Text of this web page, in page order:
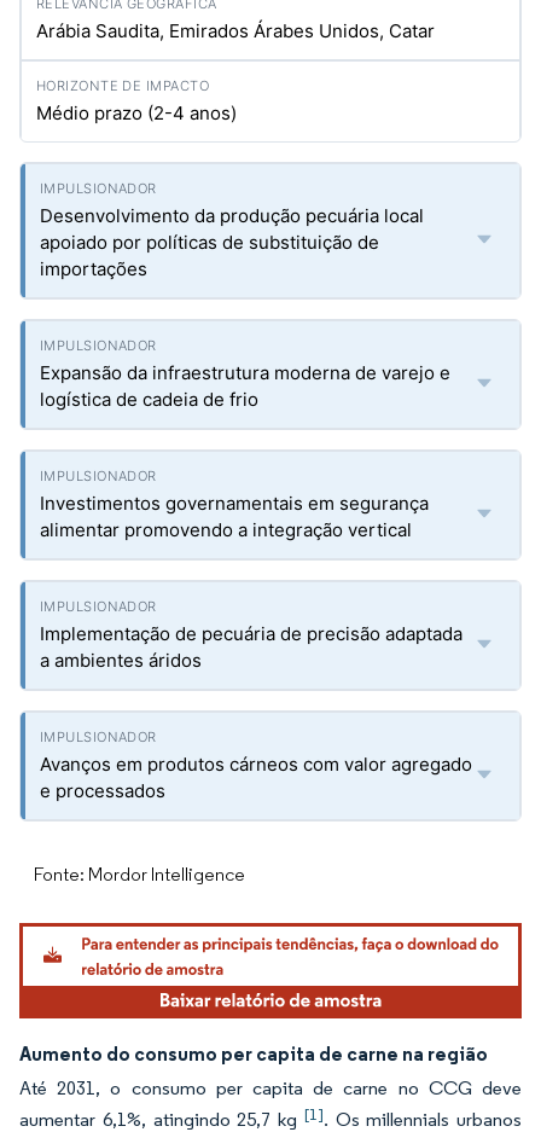
Arábia Saudita, Emirados Árabes Unidos, Catar
Médio prazo (2-4 anos)
Desenvolvimento da produção pecuária local
apoiado por políticas de substituição de
importações
Expansão da infraestrutura moderna de varejo e
logística de cadeia de frio
Investimentos governamentais em segurança
alimentar promovendo a integração vertical
Implementação de pecuária de precisão adaptada
a ambientes áridos
Avanços em produtos cárneos com valor agregado
e processados
Fonte: Mordor Intelligence
Aumento do consumo per capita de carne na região
Até 2031, o consumo per capita de carne no CCG deve
aumentar 6,1%, atingindo 25,7 kg [1]. Os millennials urbanos